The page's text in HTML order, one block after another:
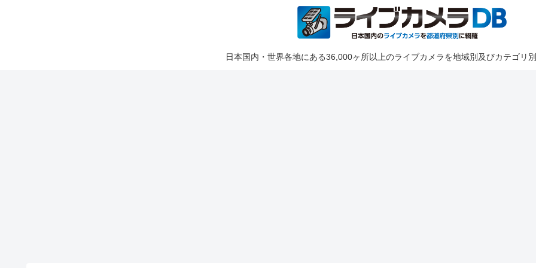
日本国内・世界各地にある36,000ヶ所以上のライブカメラを地域別及びカテゴリ別